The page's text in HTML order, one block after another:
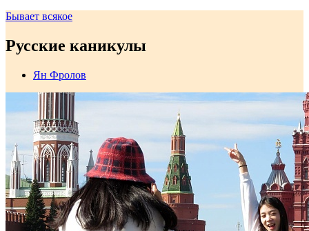
Бывает всякое
Русские каникулы
Ян Фролов